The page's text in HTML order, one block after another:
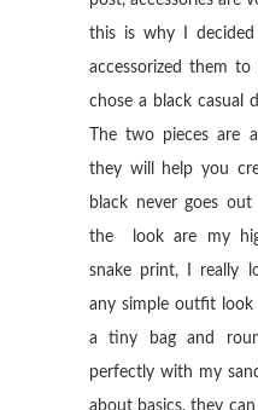
this is why I
accessorized them to
chose a black casual
The two pieces are
they will help you
black never goes
the look are my
snake print, I really
any simple outfit look
a tiny bag and
perfectly with my
about basics, they